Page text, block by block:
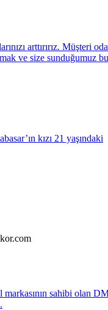
arttırırız. Müşteri
ve size sunduğumuz bu
kızı 21 yaşındaki
markasının sahibi olan